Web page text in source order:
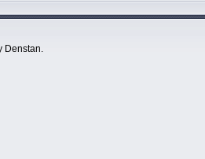
Denstan.